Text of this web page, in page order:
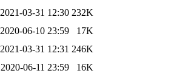
2021-03-31 12:30 232K
2020-06-10 23:59
17K
2021-03-31 12:31 246K
2020-06-11 23:59
16K